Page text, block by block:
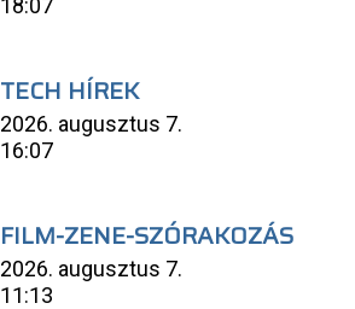
18:07
TECH HÍREK
2026. augusztus 7.
16:07
FILM-ZENE-SZÓRAKOZÁS
2026. augusztus 7.
11:13